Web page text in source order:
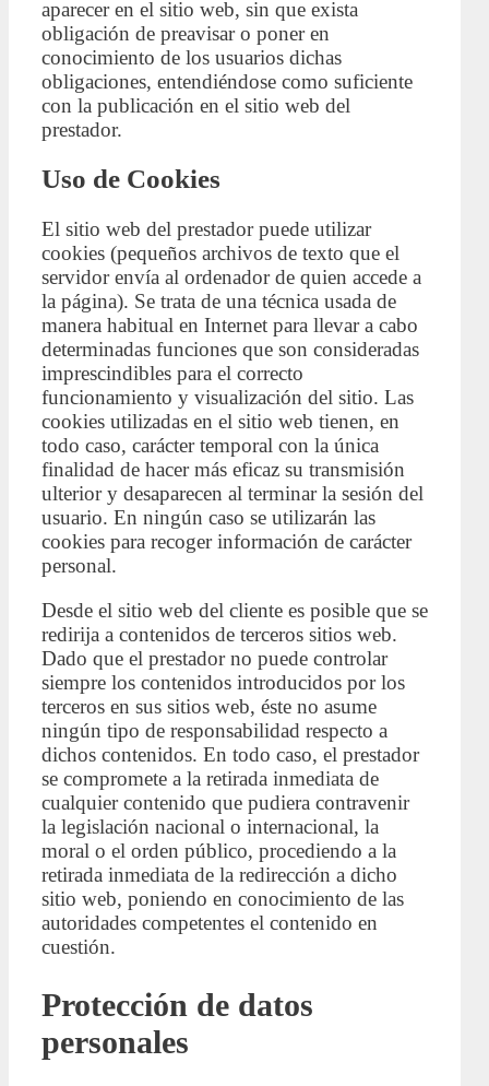
aparecer en el sitio web, sin que exista
obligación de preavisar o poner en
conocimiento de los usuarios dichas
obligaciones, entendiéndose como suficiente
con la publicación en el sitio web del
prestador.
Uso de Cookies
El sitio web del prestador puede utilizar
cookies (pequeños archivos de texto que el
servidor envía al ordenador de quien accede a
la página). Se trata de una técnica usada de
manera habitual en Internet para llevar a cabo
determinadas funciones que son consideradas
imprescindibles para el correcto
funcionamiento y visualización del sitio. Las
cookies utilizadas en el sitio web tienen, en
todo caso, carácter temporal con la única
finalidad de hacer más eficaz su transmisión
ulterior y desaparecen al terminar la sesión del
usuario. En ningún caso se utilizarán las
cookies para recoger información de carácter
personal.
Desde el sitio web del cliente es posible que se
redirija a contenidos de terceros sitios web.
Dado que el prestador no puede controlar
siempre los contenidos introducidos por los
terceros en sus sitios web, éste no asume
ningún tipo de responsabilidad respecto a
dichos contenidos. En todo caso, el prestador
se compromete a la retirada inmediata de
cualquier contenido que pudiera contravenir
la legislación nacional o internacional, la
moral o el orden público, procediendo a la
retirada inmediata de la redirección a dicho
sitio web, poniendo en conocimiento de las
autoridades competentes el contenido en
cuestión.
Protección de datos
personales